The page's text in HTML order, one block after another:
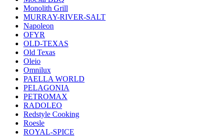
Monolith Grill
MURRAY-RIVER-SALT
Napoleon
OFYR
OLD-TEXAS
Old Texas
Oleio
Omnilux
PAELLA WORLD
PELAGONIA
PETROMAX
RADOLEO
Redstyle Cooking
Roesle
ROYAL-SPICE